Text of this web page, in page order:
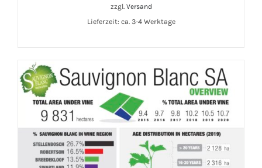
IN DEN WARENKORB / DETAILS
zzgl. Versand
Lieferzeit: ca. 3-4 Werktage